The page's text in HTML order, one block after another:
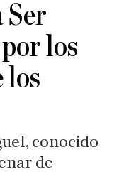
Ser
los
los
conocido
de